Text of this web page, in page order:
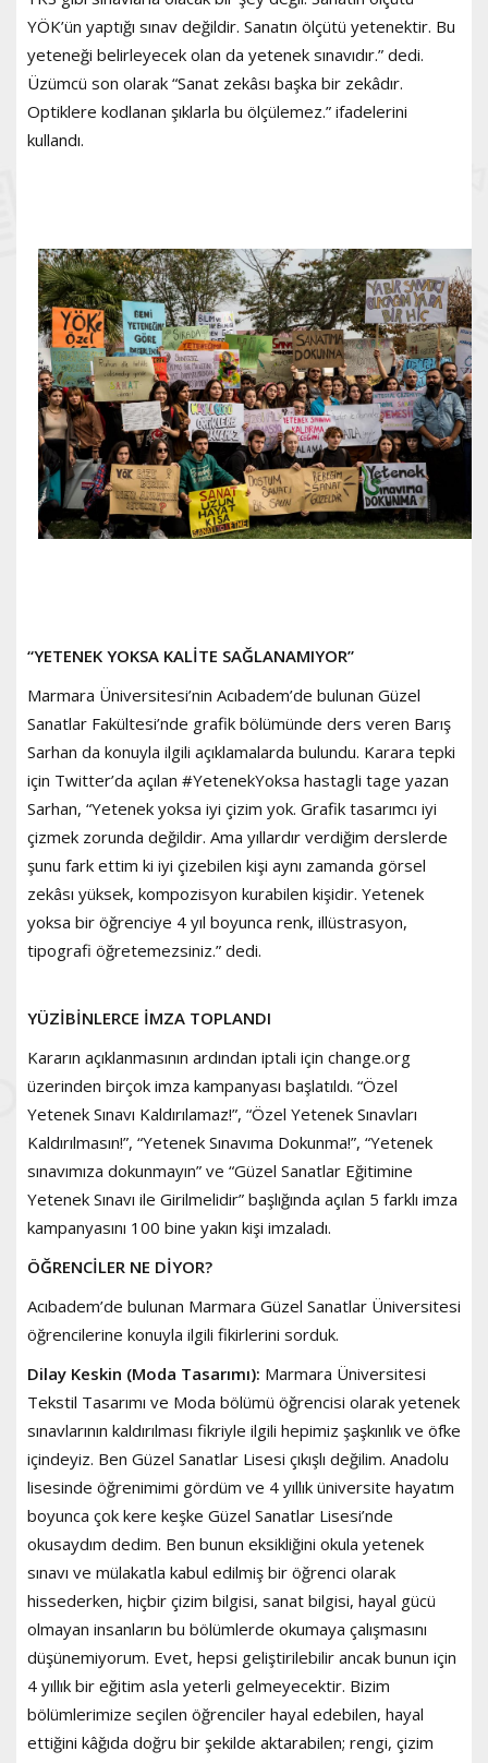
YÖK’ün yaptığı sınav değildir. Sanatın ölçütü yetenektir. Bu
yeteneği belirleyecek olan da yetenek sınavıdır.” dedi.
Üzümcü son olarak “Sanat zekâsı başka bir zekâdır.
Optiklere kodlanan şıklarla bu ölçülemez.” ifadelerini
kullandı.
“YETENEK YOKSA KALİTE SAĞLANAMIYOR”
Marmara Üniversitesi’nin Acıbadem’de bulunan Güzel
Sanatlar Fakültesi’nde grafik bölümünde ders veren Barış
Sarhan da konuyla ilgili açıklamalarda bulundu. Karara tepki
için Twitter’da açılan #YetenekYoksa hastagli tage yazan
Sarhan, “Yetenek yoksa iyi çizim yok. Grafik tasarımcı iyi
çizmek zorunda değildir. Ama yıllardır verdiğim derslerde
şunu fark ettim ki iyi çizebilen kişi aynı zamanda görsel
zekâsı yüksek, kompozisyon kurabilen kişidir. Yetenek
yoksa bir öğrenciye 4 yıl boyunca renk, illüstrasyon,
tipografi öğretemezsiniz.” dedi.
YÜZİBİNLERCE İMZA TOPLANDI
Kararın açıklanmasının ardından iptali için change.org
üzerinden birçok imza kampanyası başlatıldı. “Özel
Yetenek Sınavı Kaldırılamaz!”, “Özel Yetenek Sınavları
Kaldırılmasın!”, “Yetenek Sınavıma Dokunma!”, “Yetenek
sınavımıza dokunmayın” ve “Güzel Sanatlar Eğitimine
Yetenek Sınavı ile Girilmelidir” başlığında açılan 5 farklı imza
kampanyasını 100 bine yakın kişi imzaladı.
ÖĞRENCİLER NE DİYOR?
Acıbadem’de bulunan Marmara Güzel Sanatlar Üniversitesi
öğrencilerine konuyla ilgili fikirlerini sorduk.
Dilay Keskin (Moda Tasarımı): Marmara Üniversitesi
Tekstil Tasarımı ve Moda bölümü öğrencisi olarak yetenek
sınavlarının kaldırılması fikriyle ilgili hepimiz şaşkınlık ve öfke
içindeyiz. Ben Güzel Sanatlar Lisesi çıkışlı değilim. Anadolu
lisesinde öğrenimimi gördüm ve 4 yıllık üniversite hayatım
boyunca çok kere keşke Güzel Sanatlar Lisesi’nde
okusaydım dedim. Ben bunun eksikliğini okula yetenek
sınavı ve mülakatla kabul edilmiş bir öğrenci olarak
hissederken, hiçbir çizim bilgisi, sanat bilgisi, hayal gücü
olmayan insanların bu bölümlerde okumaya çalışmasını
düşünemiyorum. Evet, hepsi geliştirilebilir ancak bunun için
4 yıllık bir eğitim asla yeterli gelmeyecektir. Bizim
bölümlerimize seçilen öğrenciler hayal edebilen, hayal
ettiğini kâğıda doğru bir şekilde aktarabilen; rengi, çizim